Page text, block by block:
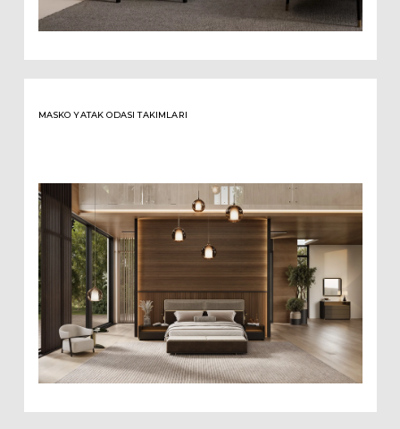
MASKO YATAK ODASI TAKIMLARI